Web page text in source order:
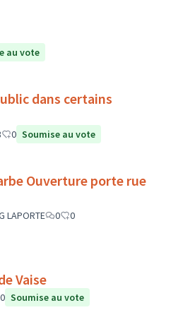
au vote
dans certains
0 Soumise au vote
Ouverture porte rue
LAPORTE 0
0
Vaise
0 Soumise au vote